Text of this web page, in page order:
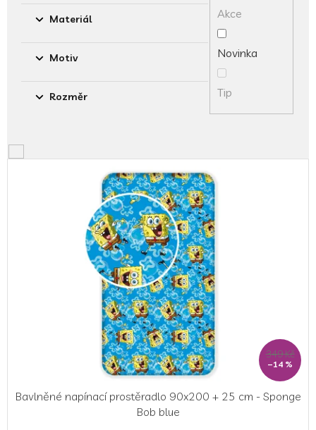
Akce
Novinka
Tip
Materiál
Motiv
Rozměr
V
349 Kč
–14 %
Bavlněné napínací prostěradlo 90x200 + 25 cm - Sponge
Bob blue